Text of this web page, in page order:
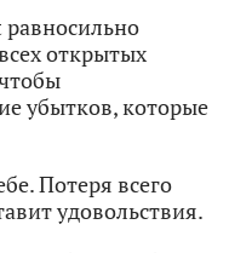
открытых
убытков, которые
Потеря всего
удовольствия.